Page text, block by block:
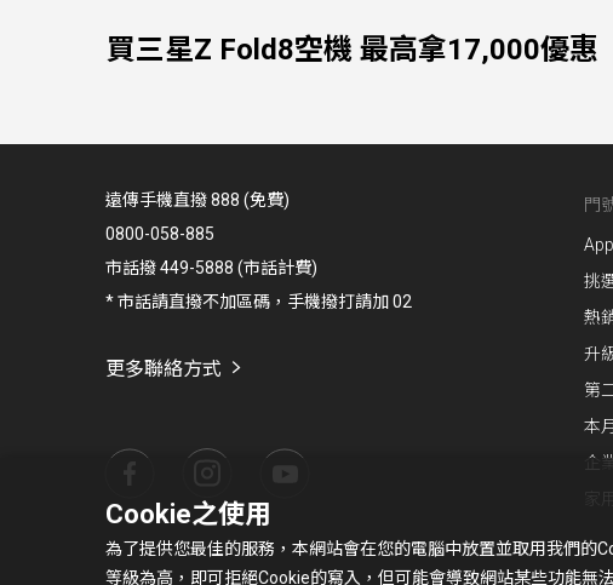
買三星Z Fold8空機 最高拿17,000優惠
遠傳手機直撥 888 (免費)
0800-058-885
市話撥 449-5888 (市話計費)
* 市話請直撥不加區碼，手機撥打請加 02
更多聯絡方式
門
挑
熱
升
第
本
企
Cookie之使用
為了提供您最佳的服務，本網站會在您的電腦中放置並取用我們的
等級為高，即可拒絕Cookie的寫入，但可能會導致網站某些功能無